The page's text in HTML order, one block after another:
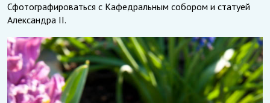
Сфотографироваться с Кафедральным собором и статуей
Александра II.